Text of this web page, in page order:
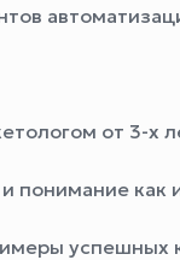
от 3-х
понимание как